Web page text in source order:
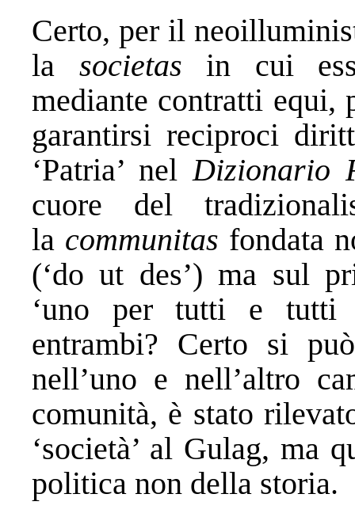
Certo, per il
la societas in cui
mediante contratti equi,
garantirsi reciproci
‘Patria’ nelDizionario
cuore del
la communitas fondata
(‘do ut des’) ma sul
‘uno per tutti e tutti
entrambi? Certo si
nell’uno e nell’altro
comunità, è stato
‘società’ al Gulag, ma
politica non della storia.